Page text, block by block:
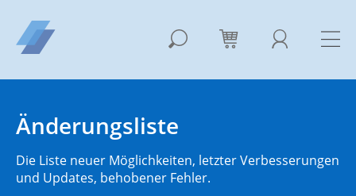
Änderungsliste
Die Liste neuer Möglichkeiten, letzter Verbesserungen
und Updates, behobener Fehler.